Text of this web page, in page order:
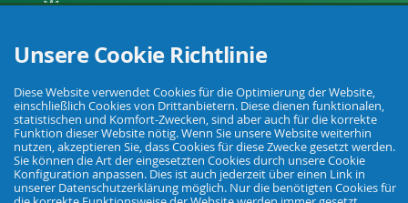
Ihr Fachhandel für Landwirtschaft, Viehhaltung, Haus, Hof und Garten.
© Agrarking. Alle Rechte vorbehalten.
AGBDatenschutzWiderrufsbelehrungImpressum
Unsere Cookie Richtlinie
Diese Website verwendet Cookies für die Optimierung der Website,
einschließlich Cookies von Drittanbietern. Diese dienen funktionalen,
statistischen und Komfort-Zwecken, sind aber auch für die korrekte
Funktion dieser Website nötig. Wenn Sie unsere Website weiterhin
nutzen, akzeptieren Sie, dass Cookies für diese Zwecke gesetzt werden.
Sie können die Art der eingesetzten Cookies durch unsere Cookie
Konfiguration anpassen. Dies ist auch jederzeit über einen Link in
unserer Datenschutzerklärung möglich. Nur die benötigten Cookies für